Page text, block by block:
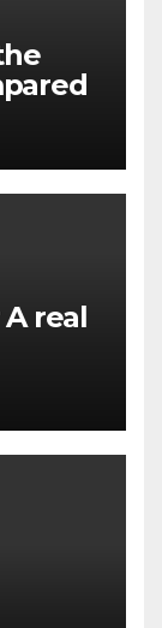
real